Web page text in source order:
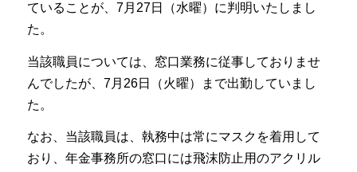
ていることが、7月27日（水曜）に判明いたしまし
た。
当該職員については、窓口業務に従事しておりませ
んでしたが、7月26日（火曜）まで出勤していまし
た。
なお、当該職員は、執務中は常にマスクを着用して
おり、年金事務所の窓口には飛沫防止用のアクリル